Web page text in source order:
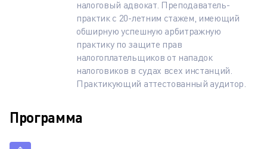
налоговый адвокат. Преподаватель-
практик с 20-летним стажем, имеющий
обширную успешную арбитражную
практику по защите прав
налогоплательщиков от нападок
налоговиков в судах всех инстанций.
Практикующий аттестованный аудитор.
Программа